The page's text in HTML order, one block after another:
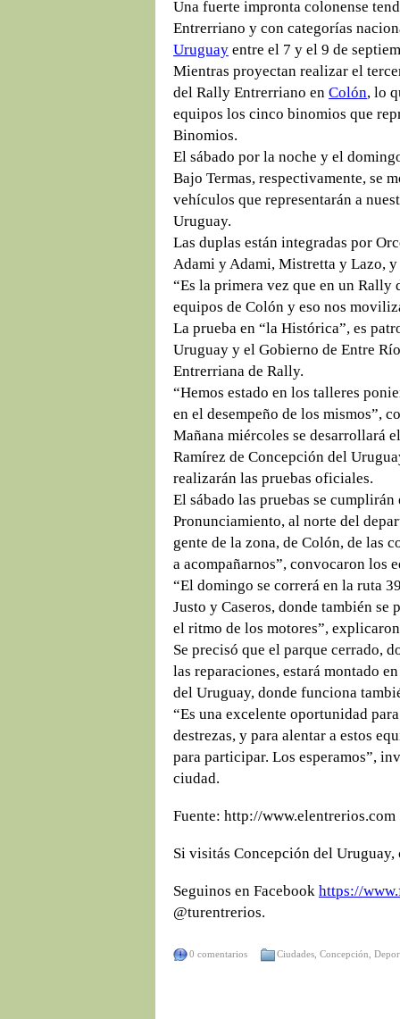
Una fuerte impronta colonense
Entrerriano y con categorías
Uruguay entre el 7 y el 9 de
Mientras proyectan realizar el
del Rally Entrerriano en Colón, lo
equipos los cinco binomios que
Binomios.
El sábado por la noche y el
Bajo Termas, respectivamente, se
vehículos que representarán a
Uruguay.
Las duplas están integradas por
Adami y Adami, Mistretta y Lazo, y
“Es la primera vez que en un
equipos de Colón y eso nos
La prueba en “la Histórica”, es
Uruguay y el Gobierno de Entre
Entrerriana de Rally.
“Hemos estado en los talleres
en el desempeño de los mismos”,
Mañana miércoles se desarrollará
Ramírez de Concepción del
realizarán las pruebas oficiales.
El sábado las pruebas se
Pronunciamiento, al norte del
gente de la zona, de Colón, de las
a acompañarnos”, convocaron los
“El domingo se correrá en la ruta
Justo y Caseros, donde también
el ritmo de los motores”,
Se precisó que el parque cerrado,
las reparaciones, estará montado
del Uruguay, donde funciona
“Es una excelente oportunidad
destrezas, y para alentar a estos
para participar. Los esperamos”,
ciudad.
Fuente: http://www.elentrerios.com
Si visitás Concepción del
Seguinos en Facebook https://
@turentrerios.
0 comentarios Ciudades Concepción